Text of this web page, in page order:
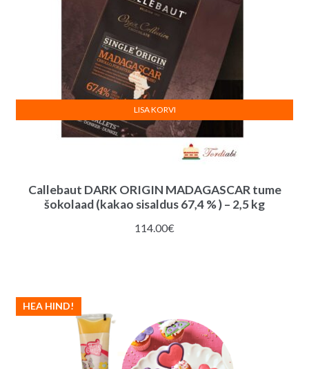
Callebaut DARK ORIGIN MADAGASCAR tume
šokolaad (kakao sisaldus 67,4 % ) – 2,5 kg
114.00€
LISA KORVI
HEA HIND!